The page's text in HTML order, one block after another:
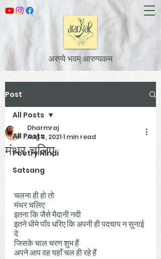
अरण्ये भवम् आरण्यकम
Post
All Posts
Poetry Hindi
Satsang
All Posts
मंथर चलिए
Dharmraj
Aug 3, 20211 min read
चलना ही हो तो
मंथर चलिए
इतना कि जैसे मैदानी नदी
इतने धीमे पाँव धरिए कि अपनी ही पदचाप न सुनाई
दे
जिसके चाल चरण शुभ हैं
अपने आप वह यहाँ चल ही रहे हैं